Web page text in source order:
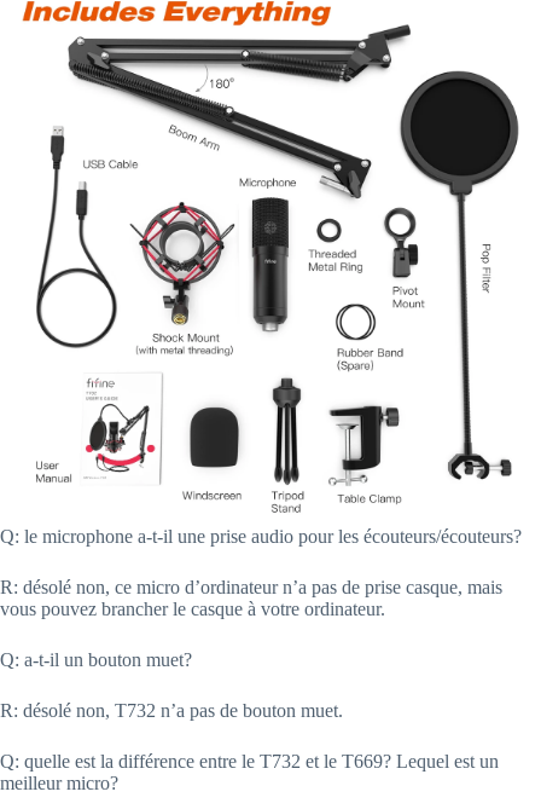
Q: le microphone a-t-il une prise audio pour les écouteurs/écouteurs?
R: désolé non, ce micro d’ordinateur n’a pas de prise casque, mais
vous pouvez brancher le casque à votre ordinateur.
Q: a-t-il un bouton muet?
R: désolé non, T732 n’a pas de bouton muet.
Q: quelle est la différence entre le T732 et le T669? Lequel est un
meilleur micro?